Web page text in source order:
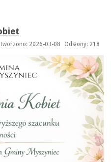
2026-03-08 Odsłony: 218